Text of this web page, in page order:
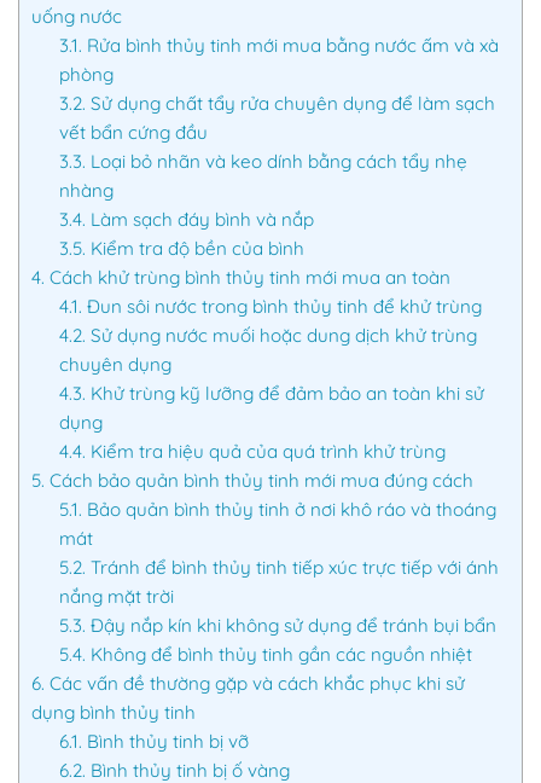
uống nước
3.1. Rửa bình thủy tinh mới mua bằng nước ấm và xà
phòng
3.2. Sử dụng chất tẩy rửa chuyên dụng để làm sạch
vết bẩn cứng đầu
3.3. Loại bỏ nhãn và keo dính bằng cách tẩy nhẹ
nhàng
3.4. Làm sạch đáy bình và nắp
3.5. Kiểm tra độ bền của bình
4. Cách khử trùng bình thủy tinh mới mua an toàn
4.1. Đun sôi nước trong bình thủy tinh để khử trùng
4.2. Sử dụng nước muối hoặc dung dịch khử trùng
chuyên dụng
4.3. Khử trùng kỹ lưỡng để đảm bảo an toàn khi sử
dụng
4.4. Kiểm tra hiệu quả của quá trình khử trùng
5. Cách bảo quản bình thủy tinh mới mua đúng cách
5.1. Bảo quản bình thủy tinh ở nơi khô ráo và thoáng
mát
5.2. Tránh để bình thủy tinh tiếp xúc trực tiếp với ánh
nắng mặt trời
5.3. Đậy nắp kín khi không sử dụng để tránh bụi bẩn
5.4. Không để bình thủy tinh gần các nguồn nhiệt
6. Các vấn đề thường gặp và cách khắc phục khi sử
dụng bình thủy tinh
6.1. Bình thủy tinh bị vỡ
6.2. Bình thủy tinh bị ố vàng